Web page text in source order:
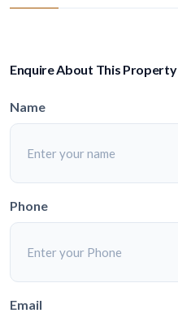
Enquire About This Property
Name
Phone
Email